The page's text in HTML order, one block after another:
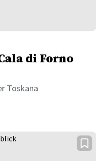
di Forno
Toskana